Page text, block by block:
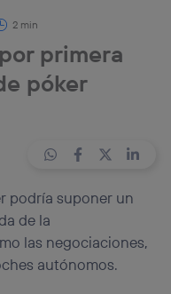
2 min
primera
póker
podría suponer un
de la
las negociaciones,
autónomos.